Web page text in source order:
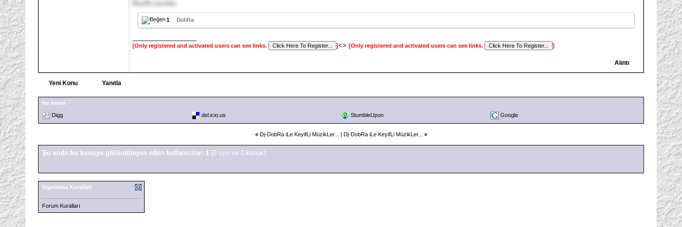
Keyifli yayınlar
1 DobRa
[Only registered and activated users can see links. ]<> [Only registered and activated users can see links. ]
Alıntı
Yeni Konu Yanıtla
Yer İmleri
Digg
del.icio.us StumbleUpon Google
« Dj-DobRa iLe KeyifLi MüzikLer... | Dj-DobRa iLe KeyifLi MüzikLer... »
Şu anda bu konuyu görüntüleyen etkin kullanıcılar: 1 (0 üye ve 1 konuk)
Yayınlama Kuralları
Forum Kuralları